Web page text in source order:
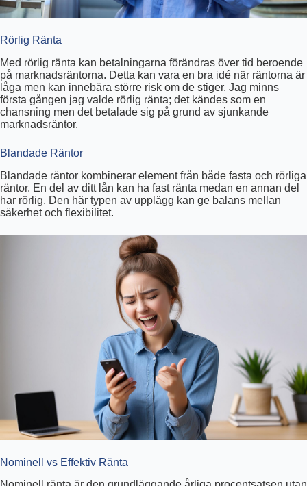
Rörlig Ränta
Med rörlig ränta kan betalningarna förändras över tid beroende
på marknadsräntorna. Detta kan vara en bra idé när räntorna är
låga men kan innebära större risk om de stiger. Jag minns
första gången jag valde rörlig ränta; det kändes som en
chansning men det betalade sig på grund av sjunkande
marknadsräntor.
Blandade Räntor
Blandade räntor kombinerar element från både fasta och rörliga
räntor. En del av ditt lån kan ha fast ränta medan en annan del
har rörlig. Den här typen av upplägg kan ge balans mellan
säkerhet och flexibilitet.
Nominell vs Effektiv Ränta